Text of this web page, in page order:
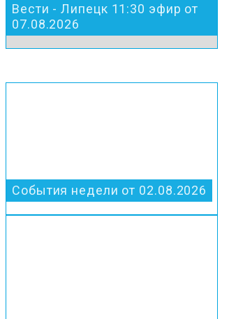
Вести - Липецк 11:30 эфир от
07.08.2026
События недели от 02.08.2026